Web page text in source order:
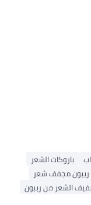
باروكات الشعر
ريبون مجفف شعر
الشعر من ريبون